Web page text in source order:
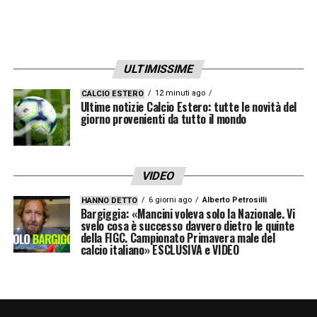
Napoli. Come allenatore vanta 25 anni di
professione, con un’esperienza maturata a
partire dalla Rondinella (passando dal ruolo
di calciatore a quello di tecnico) sino alla
risultati ottenuti spiccano, tra gli altri, la
vittoria dei playoff di Serie B con il
Benevento nella stagione 2016/17,
traguardo storico perché per la prima volta
ULTIMISSIME
CALCIO ESTERO 12 minuti ago
Ultime notizie Calcio Estero: tutte le novità del
giorno provenienti da tutto il mondo
VIDEO
HANNO DETTO 6 giorni ago Alberto Petrosilli
Bargiggia: «Mancini voleva solo la Nazionale. Vi
svelo cosa è successo davvero dietro le quinte
della FIGC. Campionato Primavera male del
calcio italiano» ESCLUSIVA e VIDEO